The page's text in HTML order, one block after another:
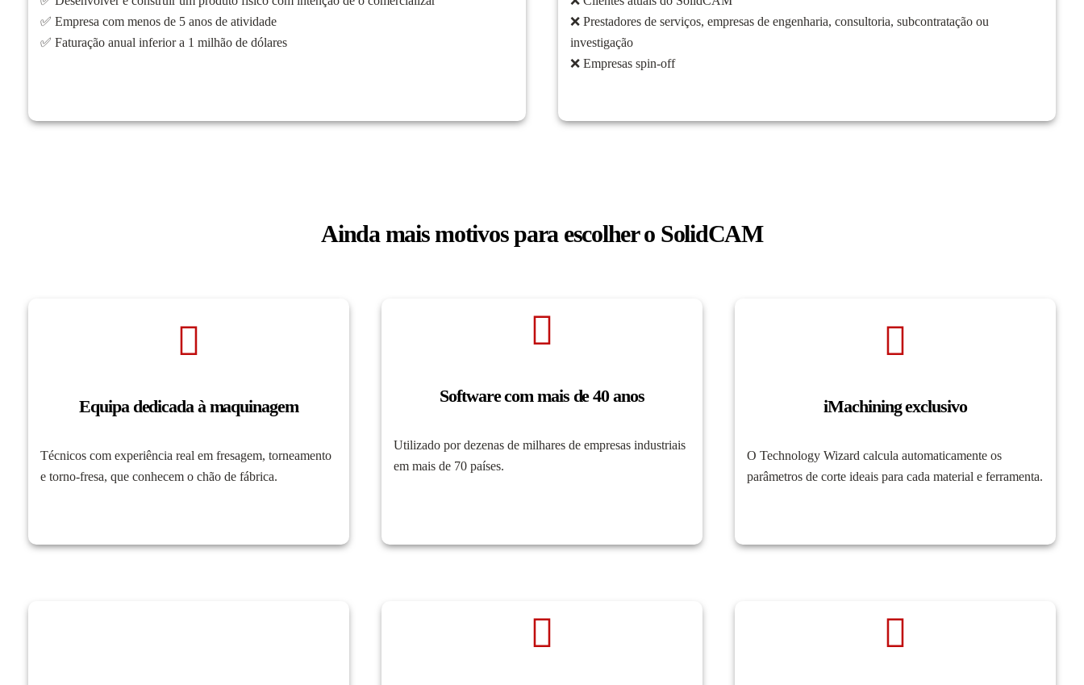
✅ Empresa com menos de 5 anos de atividade
✅ Faturação anual inferior a 1 milhão de dólares
❌ Prestadores de serviços, empresas de engenharia, consultoria, subcontratação ou
investigação
❌ Empresas spin-off
Ainda mais motivos para escolher o SolidCAM
Equipa dedicada à maquinagem
Técnicos com experiência real em fresagem, torneamento
e torno-fresa, que conhecem o chão de fábrica.
Software com mais de 40 anos
Utilizado por dezenas de milhares de empresas industriais
em mais de 70 países.
iMachining exclusivo
O Technology Wizard calcula automaticamente os
parâmetros de corte ideais para cada material e ferramenta.